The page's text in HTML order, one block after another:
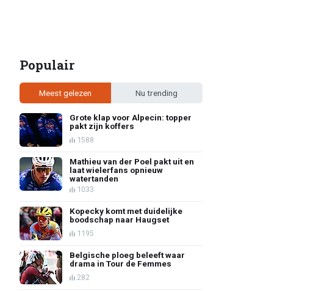
Populair
Meest gelezen Nu trending
Grote klap voor Alpecin: topper
pakt zijn koffers
1588
Mathieu van der Poel pakt uit en
laat wielerfans opnieuw
watertanden
1033
Kopecky komt met duidelijke
boodschap naar Haugset
1195
Belgische ploeg beleeft waar
drama in Tour de Femmes
282